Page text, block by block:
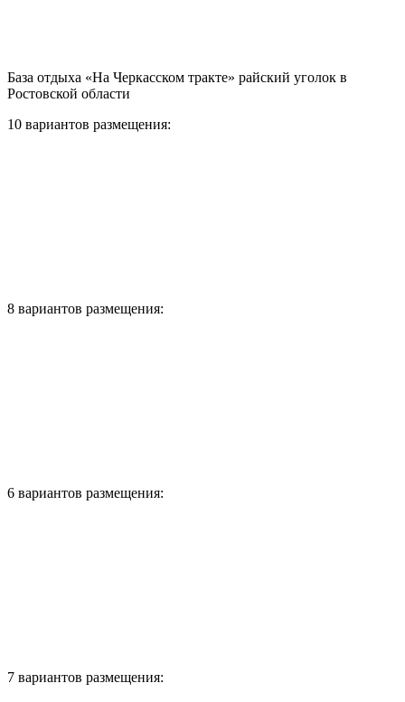
База отдыха «На Черкасском тракте» райский уголок в
Ростовской области
10 вариантов размещения:
8 вариантов размещения:
6 вариантов размещения:
7 вариантов размещения: